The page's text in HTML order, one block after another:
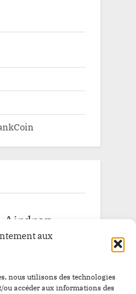
aux
nous utilisons des technologies
ou accéder aux informations des
Airdrop